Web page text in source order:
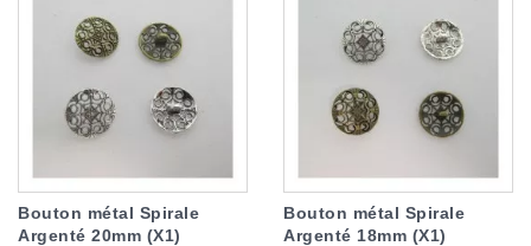
Bouton métal Spirale
Argenté 20mm (X1)
Bouton métal Spirale
Argenté 18mm (X1)